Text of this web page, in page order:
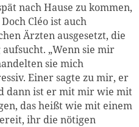
nach Hause zu kommen,
Cléo ist auch
Ärzten ausgesetzt, die
„Wenn sie mir
sie mich
Einer sagte zu mir, er
dann ist er mit mir wie mit
das heißt wie mit einem
ihr die nötigen